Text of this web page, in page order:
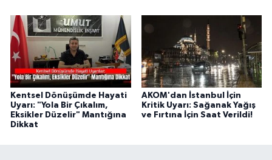
Kentsel Dönüşümde Hayati
Uyarı: "Yola Bir Çıkalım,
Eksikler Düzelir" Mantığına
Dikkat
AKOM'dan İstanbul İçin
Kritik Uyarı: Sağanak Yağış
ve Fırtına İçin Saat Verildi!